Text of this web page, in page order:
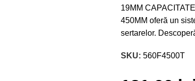
19MM
450MM oferă un
sertarelor.
SKU: 560F4500T